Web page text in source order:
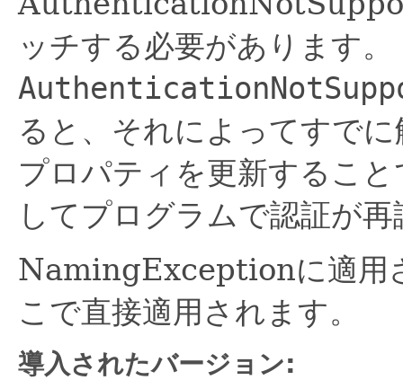
ッチする必要があります。
ると、それによってすで
プロパティを更新するこ
してプログラムで認証が
NamingExceptionに適用
こで直接適用されます。
導入されたバージョン: